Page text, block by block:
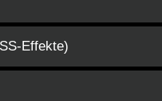
Effekte)